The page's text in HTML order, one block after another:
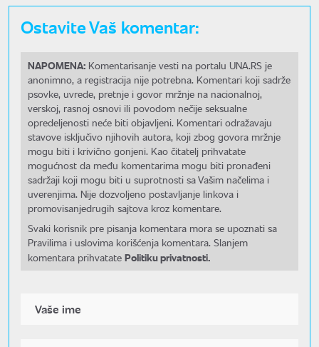
Ostavite Vaš komentar:
NAPOMENA: Komentarisanje vesti na portalu UNA.RS je
anonimno, a registracija nije potrebna. Komentari koji sadrže
psovke, uvrede, pretnje i govor mržnje na nacionalnoj,
verskoj, rasnoj osnovi ili povodom nečije seksualne
opredeljenosti neće biti objavljeni. Komentari odražavaju
stavove isključivo njihovih autora, koji zbog govora mržnje
mogu biti i krivično gonjeni. Kao čitatelj prihvatate
mogućnost da među komentarima mogu biti pronađeni
sadržaji koji mogu biti u suprotnosti sa Vašim načelima i
uverenjima. Nije dozvoljeno postavljanje linkova i
promovisanjedrugih sajtova kroz komentare.
Svaki korisnik pre pisanja komentara mora se upoznati sa
Pravilima i uslovima korišćenja komentara. Slanjem
komentara prihvatate Politiku privatnosti.